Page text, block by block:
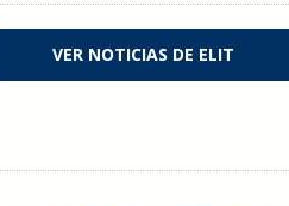
VER NOTICIAS DE ELIT